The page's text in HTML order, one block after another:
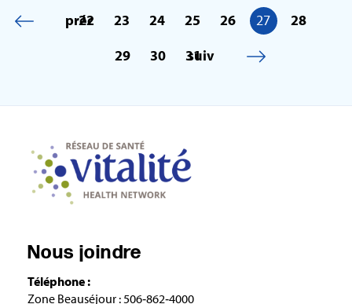
préc
22 23 24 25 26 27
28
29
30 31
suiv
Nous joindre
Téléphone :
Zone Beauséjour : 506‑862‑4000